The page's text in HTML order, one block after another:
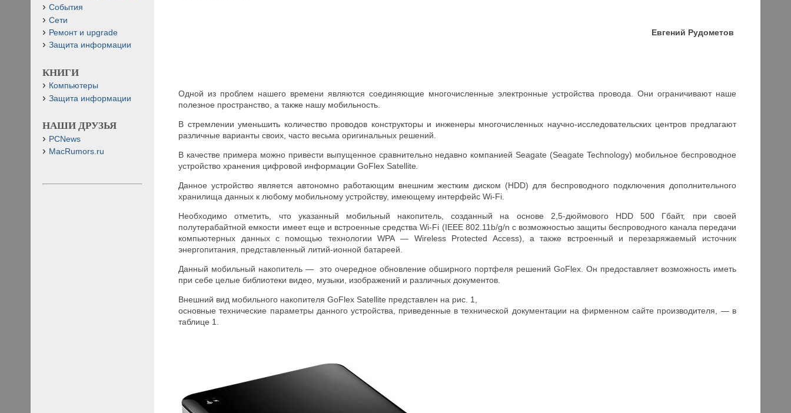
Евгений Рудометов
Одной из проблем нашего времени являются соединяющие многочисленные электронные устройства провода. Они ограничивают наше
полезное пространство, а также нашу мобильность.
В стремлении уменьшить количество проводов конструкторы и инженеры многочисленных научно-исследовательских центров предлагают
различные варианты своих, часто весьма оригинальных решений.
В качестве примера можно привести выпущенное сравнительно недавно компанией Seagate (Seagate Technology) мобильное беспроводное
устройство хранения цифровой информации GoFlex Satellite
Данное устройство является автономно работающим внешним жестким диском (HDD) для беспроводного подключения дополнительного
хранилища данных к любому мобильному устройству, имеющему интерфейс Wi-Fi.
Необходимо отметить, что указанный мобильный накопитель, созданный на основе 2,5-дюймового HDD 500 Гбайт, при своей
полутерабайтной емкости имеет еще и встроенные средства Wi-Fi (IEEE 802.11b/g/n с возможностью защиты беспроводного канала передачи
компьютерных данных с помощью технологии WPA — Wireless Protected Access), а также встроенный и перезаряжаемый источник
энергопитания, представленный литий-ионной батареей.
Данный мобильный накопитель — это очередное обновление обширного портфеля решений GoFlex. Он предоставляет возможность иметь
при себе целые библиотеки видео, музыки, изображений и различных документов.
Внешний вид мобильного накопителя GoFlex Satellite представлен на рис. 1,
основные технические параметры данного устройства, приведенные в технической документации на фирменном сайте производителя, — в
таблице 1.
События
Сети
Ремонт и upgrade
Защита информации
КНИГИ
Компьютеры
Защита информации
НАШИ ДРУЗЬЯ
PCNews
MacRumors.ru